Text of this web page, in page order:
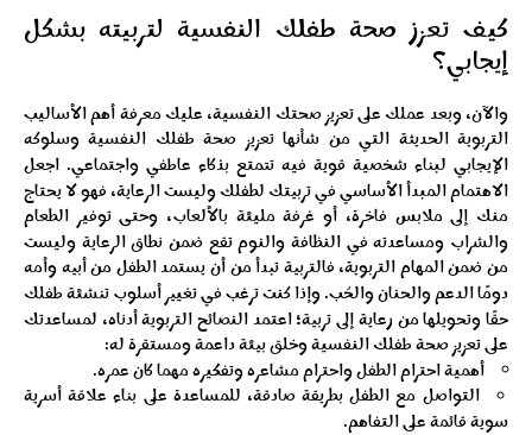
كيف تعزز صحة طفلك النفسية لتربيته بشكل
إيجابي؟
والآن، وبعد عملك على تعزيز صحتك النفسية، عليك معرفة أهم الأساليب
التربوية الحديثة التي من شأنها تعزيز صحة طفلك النفسية وسلوكه
الإيجابي لبناء شخصية قوية فيه تتمتع بذكاء عاطفي واجتماعي. اجعل
الاهتمام المبدأ الأساسي في تربيتك لطفلك وليست الرعاية، فهو لا يحتاج
منك إلى ملابس فاخرة، أو غرفة مليئة بالألعاب، وحتى توفير الطعام
والشراب ومساعدته في النظافة والنوم تقع ضمن نطاق الرعاية وليست
من ضمن المهام التربوية، فالتربية تبدأ من أن يستمد الطفل من أبيه وأمه
دومًا الدعم والحنان والحُب. وإذا كنت ترغب في تغيير أسلوب تنشئة طفلك
حقًا وتحويلها من رعاية إلى تربية؛ اعتمد النصائح التربوية أدناه، لمساعدتك
على تعزيز صحة طفلك النفسية وخلق بيئة داعمة ومستقرة له:
أهمية احترام الطفل واحترام مشاعره وتفكيره مهما كان عمره.
التواصل مع الطفل بطريقة صادقة، للمساعدة على بناء علاقة أسرية
سوية قائمة على التفاهم.